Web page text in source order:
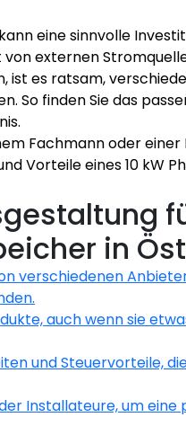
eine sinnvolle
externen
ist es ratsam,
So finden Sie das
Fachmann oder
Vorteile eines 10 kW
in
verschiedenen
auch wenn sie
und Steuervorteile,
Installateure, um